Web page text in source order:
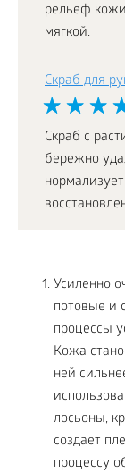
рельеф
мягкой.
Скраб для
Скраб с
бережно
Усиленно
потовые и
процессы
Кожа
ней
лосьоны,
создает
процессу